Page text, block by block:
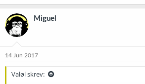
Miguel
14 Jun 2017
Valøl skrev: